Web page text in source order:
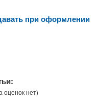
при оформлении
оценок нет)